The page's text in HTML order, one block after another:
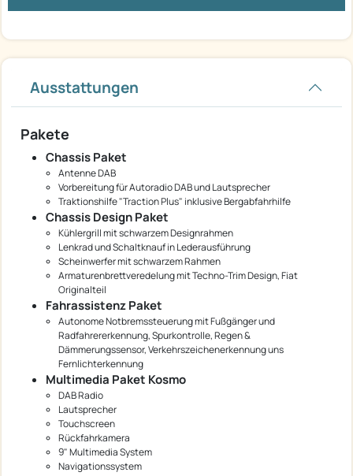
Ausstattungen
Pakete
Chassis Paket
Antenne DAB
Vorbereitung für Autoradio DAB und Lautsprecher
Traktionshilfe "Traction Plus" inklusive Bergabfahrhilfe
Chassis Design Paket
Kühlergrill mit schwarzem Designrahmen
Lenkrad und Schaltknauf in Lederausführung
Scheinwerfer mit schwarzem Rahmen
Armaturenbrettveredelung mit Techno-Trim Design, Fiat
Originalteil
Fahrassistenz Paket
Autonome Notbremssteuerung mit Fußgänger und
Radfahrererkennung, Spurkontrolle, Regen &
Dämmerungssensor, Verkehrszeichenerkennung uns
Fernlichterkennung
Multimedia Paket Kosmo
DAB Radio
Lautsprecher
Touchscreen
Rückfahrkamera
9" Multimedia System
Navigationssystem